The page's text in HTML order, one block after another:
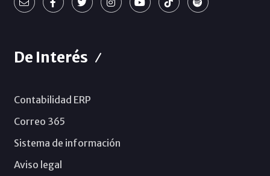
De Interés
Contabilidad ERP
Correo 365
Sistema de información
Aviso legal